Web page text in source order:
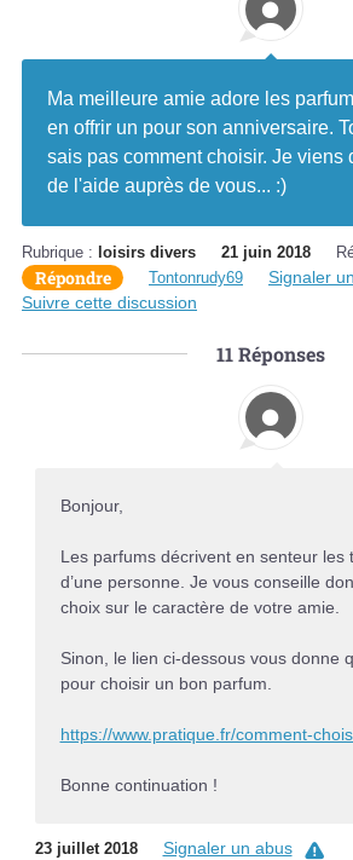
Ma meilleure amie adore les
en offrir un pour son anniversaire.
sais pas comment choisir. Je viens
de l'aide auprès de vous... :)
Rubrique : loisirs divers 21 juin 2018
Répondre Tontonrudy69
Signaler
Suivre cette discussion
11Réponses
Bonjour,
Les parfums décrivent en senteur les
d’une personne. Je vous conseille
choix sur le caractère de votre amie.
Sinon, le lien ci-dessous vous donne
pour choisir un bon parfum.
https://www.pratique.fr/comment-
Bonne continuation !
23 juillet 2018
Signaler un abus